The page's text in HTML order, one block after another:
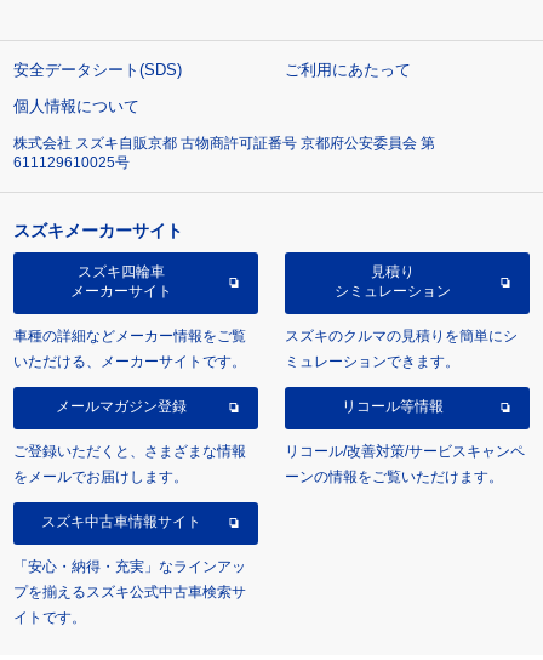
安全データシート(SDS)
ご利用にあたって
個人情報について
株式会社 スズキ自販京都 古物商許可証番号 京都府公安委員会 第
611129610025号
スズキメーカーサイト
スズキ四輪車
メーカーサイト
車種の詳細などメーカー情報をご覧
いただける、メーカーサイトです。
見積り
シミュレーション
スズキのクルマの見積りを簡単にシ
ミュレーションできます。
メールマガジン登録
ご登録いただくと、さまざまな情報
をメールでお届けします。
リコール等情報
リコール/改善対策/サービスキャンペ
ーンの情報をご覧いただけます。
スズキ中古車情報サイト
「安心・納得・充実」なラインアッ
プを揃えるスズキ公式中古車検索サ
イトです。